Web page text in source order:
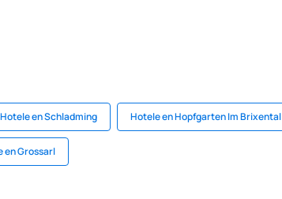
Hotele en Schladming Hotele en Hopfgarten Im Brixental
en Grossarl